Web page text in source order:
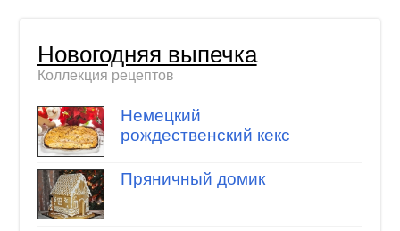
Новогодняя выпечка
Коллекция рецептов
Немецкий
рождественский кекс
Пряничный домик